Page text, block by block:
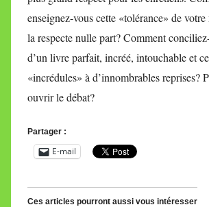
enseignez-vous cette «tolérance» de
la respecte nulle part? Comment
d’un livre parfait, incréé, intouchable et
«incrédules» à d’innombrables reprises?
ouvrir le débat?
Partager :
E-mail
Ces articles pourront aussi vous intéresser